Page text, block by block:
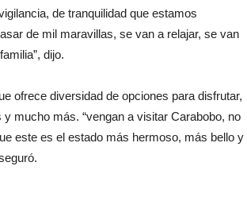
de tranquilidad que estamos
de mil maravillas, se van a relajar, se van
dijo.
ofrece diversidad de opciones para disfrutar,
mucho más. “vengan a visitar Carabobo, no
este es el estado más hermoso, más bello y